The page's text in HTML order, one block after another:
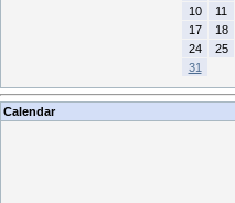
10
11
17
18
24
25
31
Calendar